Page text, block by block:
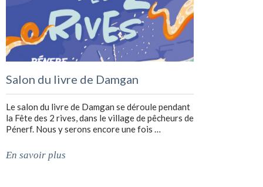
Salon du livre de Damgan
Le salon du livre de Damgan se déroule pendant
la Fête des 2 rives, dans le village de pêcheurs de
Pénerf. Nous y serons encore une fois …
En savoir plus